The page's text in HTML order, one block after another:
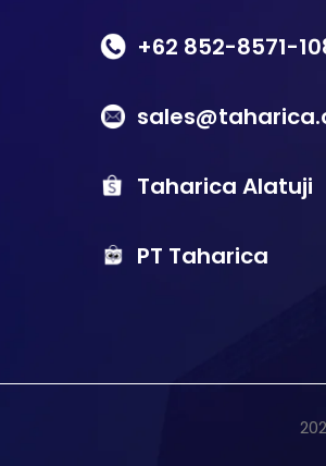
+62 852-8571-
Taharica Alatuji
PT Taharica